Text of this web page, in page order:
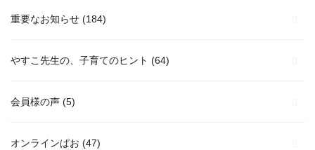
重要なお知らせ (184)
やすこ先生の、子育てのヒント (64)
会員様の声 (5)
オンラインぱお (47)